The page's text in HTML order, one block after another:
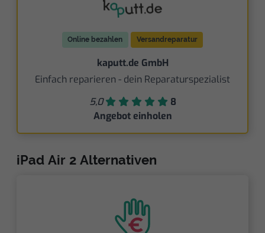
Online bezahlen Versandreparatur
kaputt.de GmbH
Einfach reparieren - dein Reparaturspezialist
5,0
8
Angebot einholen
iPad Air 2 Alternativen